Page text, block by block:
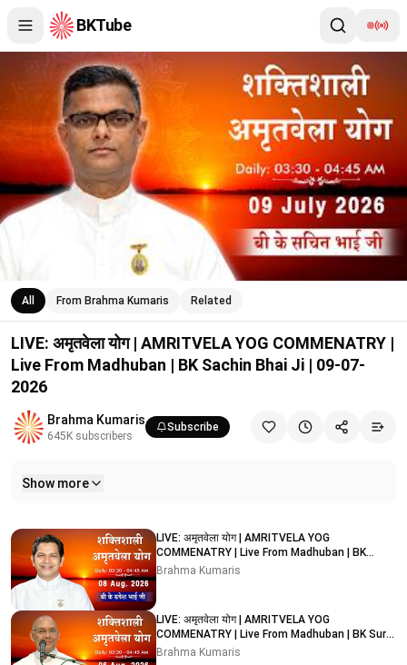
BKTube
LIVE: अमृतवेला योग | AMRITVELA YOG COMMENATRY | Live
All From Brahma Kumaris Related
LIVE: अमृतवेला योग | AMRITVELA YOG COMMENATRY |
Live From Madhuban | BK Sachin Bhai Ji | 09-07-
2026
Brahma Kumaris
645K subscribers
Subscribe
Show more
Related videos
LIVE: अमृतवेला योग | AMRITVELA YOG
COMMENATRY | Live From Madhuban | BK
Rupesh Bhai Ji | 08/08/2026
Brahma Kumaris
LIVE: अमृतवेला योग | AMRITVELA YOG
COMMENATRY | Live From Madhuban | BK Suraj
Bhai Ji | 06/08/2026
Brahma Kumaris